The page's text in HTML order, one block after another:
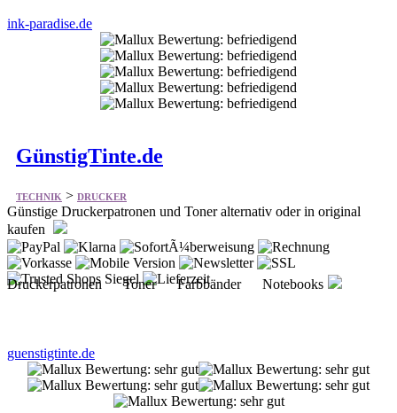
ink-paradise.de
GünstigTinte.de
TECHNIK > DRUCKER
Günstige Druckerpatronen und Toner alternativ oder in original
kaufen
Druckerpatronen Toner Farbbänder Notebooks
guenstigtinte.de